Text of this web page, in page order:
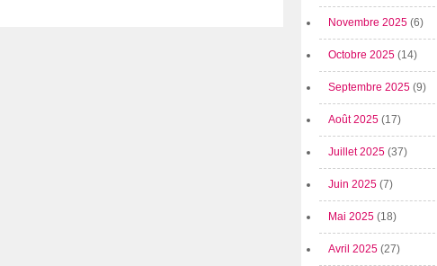
Novembre 2025 (6)
Octobre 2025 (14)
Septembre 2025 (9)
Août 2025 (17)
Juillet 2025 (37)
Juin 2025 (7)
Mai 2025 (18)
Avril 2025 (27)